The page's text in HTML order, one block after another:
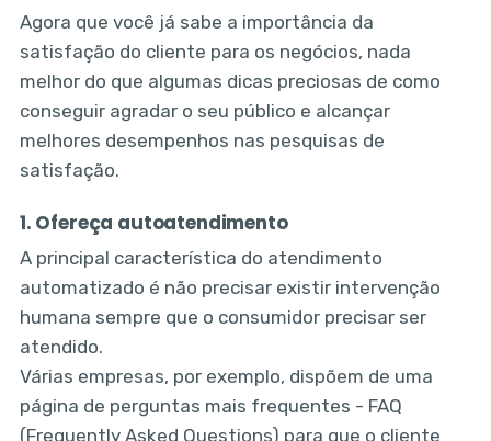
Agora que você já sabe a importância da
satisfação do cliente para os negócios, nada
melhor do que algumas dicas preciosas de como
conseguir agradar o seu público e alcançar
melhores desempenhos nas pesquisas de
satisfação.
1. Ofereça autoatendimento
A principal característica do atendimento
automatizado é não precisar existir intervenção
humana sempre que o consumidor precisar ser
atendido.
Várias empresas, por exemplo, dispõem de uma
página de perguntas mais frequentes - FAQ
(Frequently Asked Questions) para que o cliente